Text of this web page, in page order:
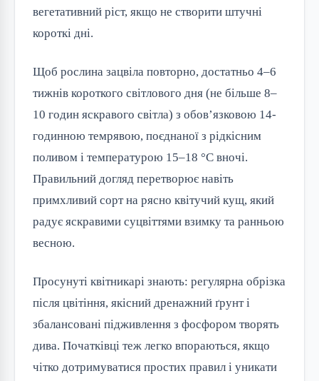
вегетативний ріст, якщо не створити штучні
короткі дні.
Щоб рослина зацвіла повторно, достатньо 4–6
тижнів короткого світлового дня (не більше 8–
10 годин яскравого світла) з обов’язковою 14-
годинною темрявою, поєднаної з рідкісним
поливом і температурою 15–18 °C вночі.
Правильний догляд перетворює навіть
примхливий сорт на рясно квітучий кущ, який
радує яскравими суцвіттями взимку та ранньою
весною.
Просунуті квітникарі знають: регулярна обрізка
після цвітіння, якісний дренажний ґрунт і
збалансовані підживлення з фосфором творять
дива. Початківці теж легко впораються, якщо
чітко дотримуватися простих правил і уникати